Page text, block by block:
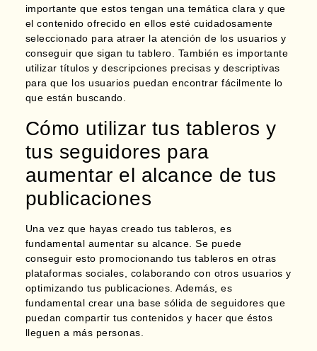
importante que estos tengan una temática clara y que
el contenido ofrecido en ellos esté cuidadosamente
seleccionado para atraer la atención de los usuarios y
conseguir que sigan tu tablero. También es importante
utilizar títulos y descripciones precisas y descriptivas
para que los usuarios puedan encontrar fácilmente lo
que están buscando.
Cómo utilizar tus tableros y
tus seguidores para
aumentar el alcance de tus
publicaciones
Una vez que hayas creado tus tableros, es
fundamental aumentar su alcance. Se puede
conseguir esto promocionando tus tableros en otras
plataformas sociales, colaborando con otros usuarios y
optimizando tus publicaciones. Además, es
fundamental crear una base sólida de seguidores que
puedan compartir tus contenidos y hacer que éstos
lleguen a más personas.